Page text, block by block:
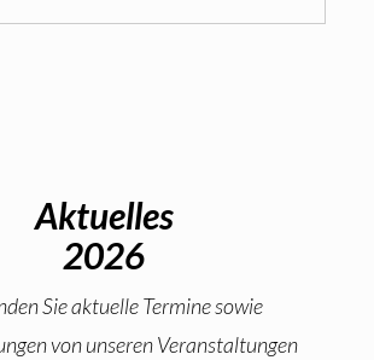
Aktuelles
2026
Sie aktuelle Termine sowie
von unseren Veranstaltungen